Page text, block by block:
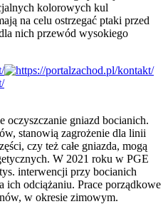
kolorowych kul
na celu ostrzegać ptaki przed
nich przewód wysokiego
oczyszczanie gniazd bocianich.
stanowią zagrożenie dla linii
czy też całe gniazda, mogą
W 2021 roku w PGE
interwencji przy bocianich
ich odciążaniu. Prace porządkowe
w okresie zimowym.